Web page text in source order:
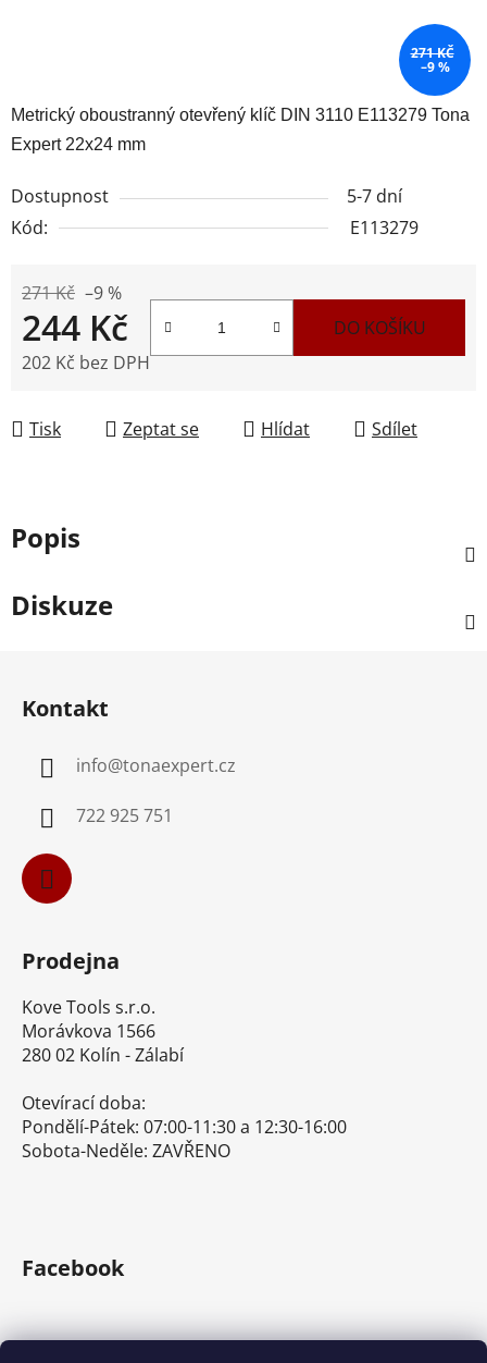
Metrický oboustranný otevřený klíč DIN 3110 E113279 Tona
Expert 22x24 mm
Dostupnost
5-7 dní
Kód:
E113279
271 Kč –9 %
244 Kč
202 Kč bez DPH
DO KOŠÍKU
Tisk Zeptat se Hlídat Sdílet
271 KČ
–9 %
Popis
Diskuze
Kontakt
info@tonaexpert.cz
722 925 751
Prodejna
Kove Tools s.r.o.
Morávkova 1566
280 02 Kolín - Zálabí
Otevírací doba:
Pondělí-Pátek: 07:00-11:30 a 12:30-16:00
Sobota-Neděle: ZAVŘENO
Facebook